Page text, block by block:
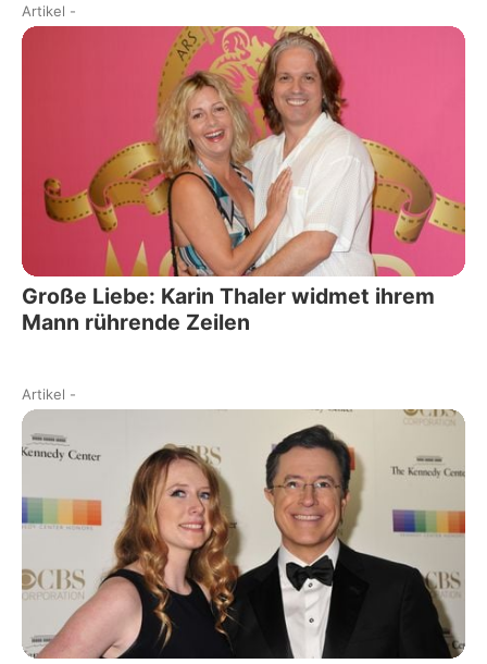
Artikel -
Große Liebe: Karin Thaler widmet ihrem
Mann rührende Zeilen
Artikel -